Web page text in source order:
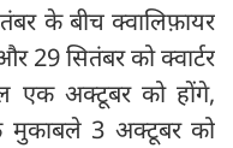
के बीच क्वालिफ़ायर
29 सितंबर को क्वार्टर
एक अक्टूबर को होंगे,
3 अक्टूबर को